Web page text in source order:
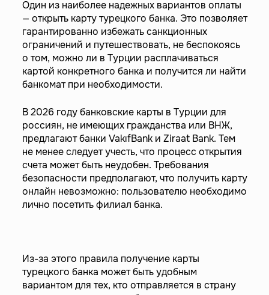
Один из наиболее надежных вариантов оплаты
— открыть карту турецкого банка. Это позволяет
гарантированно избежать санкционных
ограничений и путешествовать, не беспокоясь
о том, можно ли в Турции расплачиваться
картой конкретного банка и получится ли найти
банкомат при необходимости.
В 2026 году банковские карты в Турции для
россиян, не имеющих гражданства или ВНЖ,
предлагают банки VakıfBank и Ziraat Bank. Тем
не менее следует учесть, что процесс открытия
счета может быть неудобен. Требования
безопасности предполагают, что получить карту
онлайн невозможно: пользователю необходимо
лично посетить филиал банка.
Из-за этого правила получение карты
турецкого банка может быть удобным
вариантом для тех, кто отправляется в страну